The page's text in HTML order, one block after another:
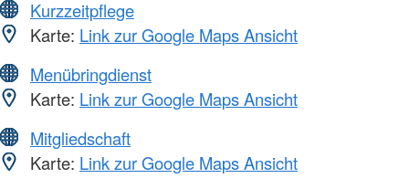
Kurzzeitpflege
Karte: Link zur Google Maps Ansicht
Menübringdienst
Karte: Link zur Google Maps Ansicht
Mitgliedschaft
Karte: Link zur Google Maps Ansicht